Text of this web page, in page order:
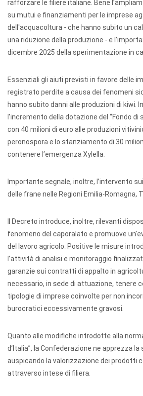
rafforzare le filiere italiane. Bene
su mutui e finanziamenti per le imprese
dell'acquacoltura - che hanno subito un
una riduzione della produzione - e
dicembre 2025 della sperimentazione in
Essenziali gli aiuti previsti in favore delle
registrato perdite a causa dei fenomeni
hanno subito danni alle produzioni di kiwi.
l’incremento della dotazione del “Fondo di
con 40 milioni di euro alle produzioni
peronospora e lo stanziamento di 30
contenere l’emergenza Xylella.
Importante segnale, inoltre, l’intervento
delle frane nelle Regioni Emilia-Romagna,
Il Decreto introduce, inoltre, rilevanti
fenomeno del caporalato e promuove
del lavoro agricolo. Positive le misure
l’attività di analisi e monitoraggio
garanzie sui contratti di appalto in
necessario, in sede di attuazione, tenere
tipologie di imprese coinvolte per non
burocratici eccessivamente gravosi.
Quanto alle modifiche introdotte alla
d’Italia”, la Confederazione ne apprezza
auspicando la valorizzazione dei prodotti
attraverso intese di filiera.